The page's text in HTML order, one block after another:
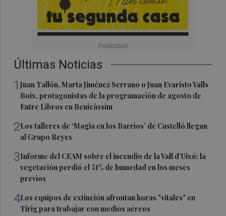
Últimas Noticias
1Juan Tallón, Marta Jiménez Serrano o Juan Evaristo Valls
Boix, protagonistas de la programación de agosto de
Entre Libros en Benicàssim
2Los talleres de ‘Magia en los Barrios’ de Castelló llegan
al Grupo Reyes
3Informe del CEAM sobre el incendio de la Vall d'Uixó: la
vegetación perdió el 51% de humedad en los meses
previos
4Los equipos de extinción afrontan horas "vitales" en
Tírig para trabajar con medios aéreos